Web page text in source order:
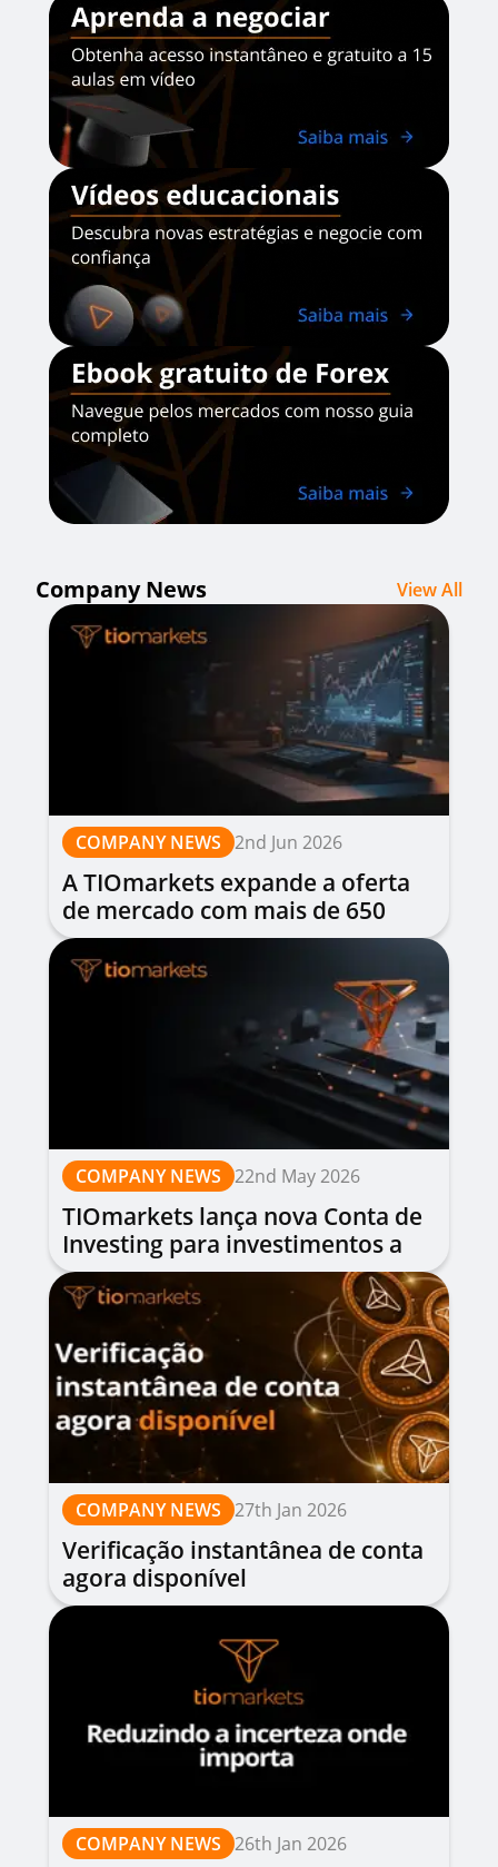
Company News View All
COMPANY NEWS 2nd Jun 2026
A TIOmarkets expande a oferta
de mercado com mais de 650
novas ações
COMPANY NEWS 22nd May 2026
TIOmarkets lança nova Conta de
Investing para investimentos a
longo prazo
COMPANY NEWS 27th Jan 2026
Verificação instantânea de conta
agora disponível
COMPANY NEWS 26th Jan 2026